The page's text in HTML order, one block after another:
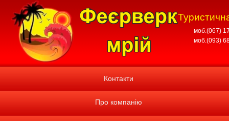
моб.(067)
моб.(093)
Контакти
Про компанію